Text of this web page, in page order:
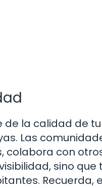
de la calidad de
Las
colabora con
sino
Recuerda,